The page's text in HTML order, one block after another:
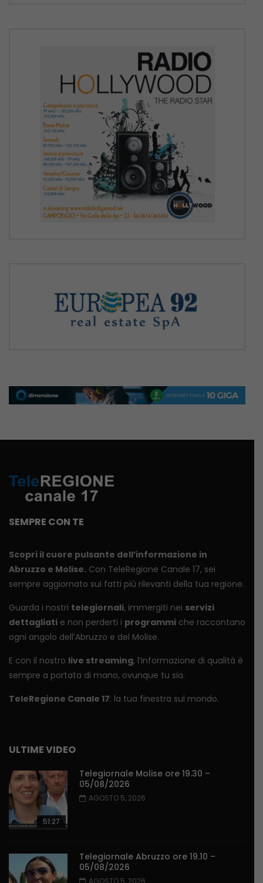
SEMPRE CON TE
Scopri il cuore pulsante dell’informazione in
Abruzzo e Molise. Con TeleRegione Canale 17, sei
sempre aggiornato sui fatti più rilevanti della tua regione.
Guarda i nostri telegiornali, immergiti nei servizi
dettagliati e non perderti i programmi che raccontano
ogni angolo dell’Abruzzo e del Molise.
E con il nostro live streaming, l’informazione di qualità è
sempre a portata di mano, ovunque tu sia.
TeleRegione Canale 17: la tua finestra sul mondo.
ULTIME VIDEO
51:27
Telegiornale Molise ore 19.30 –
05/08/2026
AGOSTO 5, 2026
Telegiornale Abruzzo ore 19.10 –
05/08/2026